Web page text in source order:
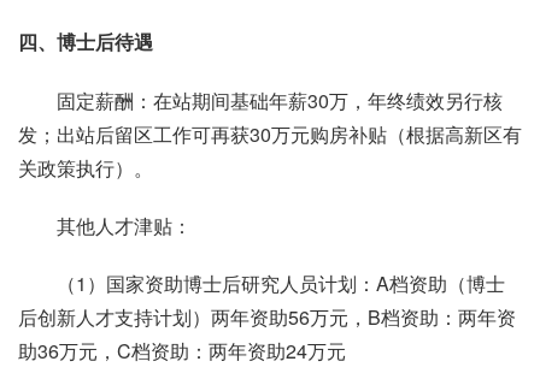
四、博士后待遇
固定薪酬：在站期间基础年薪30万，年终绩效另行核
发；出站后留区工作可再获30万元购房补贴（根据高新区有
关政策执行）。
其他人才津贴：
（1）国家资助博士后研究人员计划：A档资助（博士
后创新人才支持计划）两年资助56万元，B档资助：两年资
助36万元，C档资助：两年资助24万元